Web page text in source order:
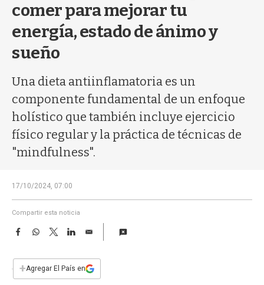
comer para mejorar tu
energía, estado de ánimo y
sueño
Una dieta antiinflamatoria es un
componente fundamental de un enfoque
holístico que también incluye ejercicio
físico regular y la práctica de técnicas de
"mindfulness".
17/10/2024, 07:00
Compartir esta noticia
F
e
b
W
s
T
w
t
L
E
i
l
+Agregar El País en